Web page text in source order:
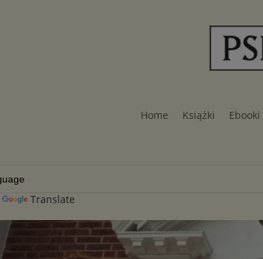
Home Książki Ebooki
Translate